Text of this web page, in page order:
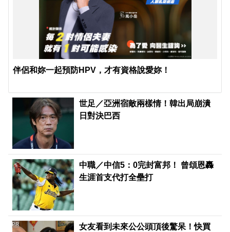
伴侶和妳一起預防HPV，才有資格說愛妳！
世足／亞洲宿敵兩樣情！韓出局崩潰
日對決巴西
中職／中信5：0完封富邦！ 曾頌恩轟
生涯首支代打全壘打
女友看到未來公公頭頂後驚呆！快買
PR